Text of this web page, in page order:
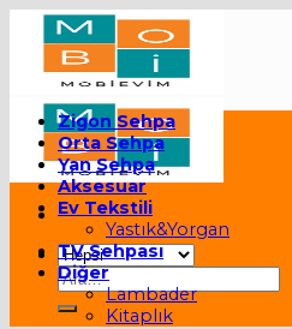
Skip
content
Ara:
Zigon Sehpa
Orta Sehpa
Yan Sehpa
Aksesuar
Ev Tekstili
Yastık&Yorgan
TV Sehpası
Diğer
Lambader
Kitaplık